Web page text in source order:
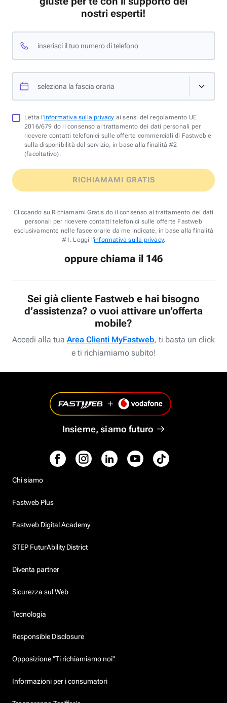
nostri esperti!
inserisci il tuo numero di telefono
seleziona la fascia oraria
Letta l'informativa sulla privacy ai sensi del regolamento UE
2016/679 do il consenso al trattamento dei dati personali per
ricevere contatti telefonici sulle offerte commerciali di Fastweb e
sulla disponibilità del servizio, in base alla finalità #2
(facoltativo).
RICHIAMAMI GRATIS
Cliccando su Richiamami Gratis do il consenso al trattamento dei dati
personali per ricevere contatti telefonici sulle offerte Fastweb
esclusivamente nelle fasce orarie da me indicate, in base alla finalità
#1. Leggi l'informativa sulla privacy.
oppure chiama il 146
Sei già cliente Fastweb e hai bisogno
d’assistenza? o vuoi attivare un’offerta
mobile?
Accedi alla tua Area Clienti MyFastweb, ti basta un click
e ti richiamiamo subito!
Insieme, siamo futuro
Chi siamo
Fastweb Plus
Fastweb Digital Academy
STEP FuturAbility District
Diventa partner
Sicurezza sul Web
Tecnologia
Responsible Disclosure
Opposizione "Ti richiamiamo noi"
Informazioni per i consumatori